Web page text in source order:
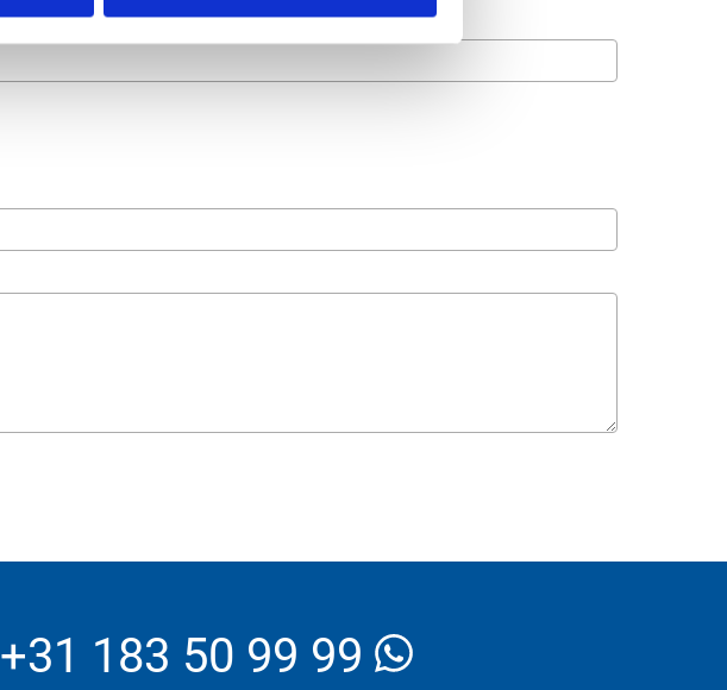
+31 183 50 99 99